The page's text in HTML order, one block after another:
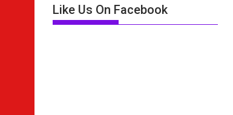
Like Us On Facebook